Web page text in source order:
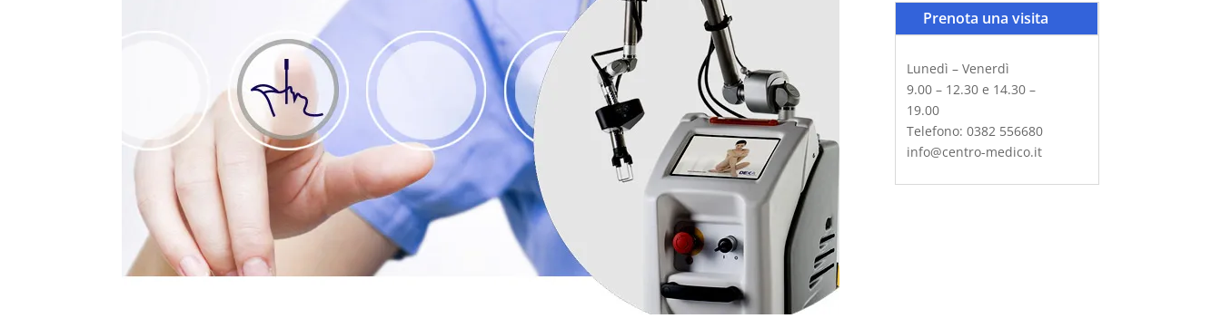
Prenota una visita
Lunedì – Venerdì
9.00 – 12.30 e 14.30 –
19.00
Telefono: 0382 556680
info@centro-medico.it